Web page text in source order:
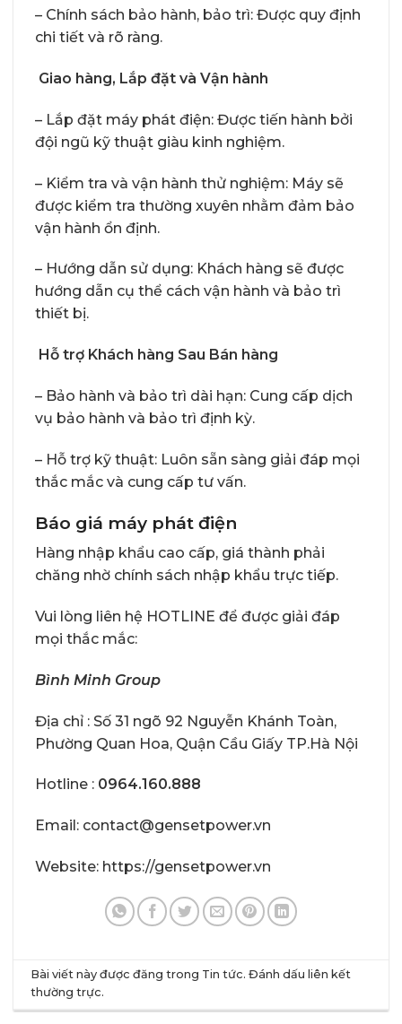
– Chính sách bảo hành, bảo trì: Được quy định
chi tiết và rõ ràng.
Giao hàng, Lắp đặt và Vận hành
– Lắp đặt máy phát điện: Được tiến hành bởi
đội ngũ kỹ thuật giàu kinh nghiệm.
– Kiểm tra và vận hành thử nghiệm: Máy sẽ
được kiểm tra thường xuyên nhằm đảm bảo
vận hành ổn định.
– Hướng dẫn sử dụng: Khách hàng sẽ được
hướng dẫn cụ thể cách vận hành và bảo trì
thiết bị.
Hỗ trợ Khách hàng Sau Bán hàng
– Bảo hành và bảo trì dài hạn: Cung cấp dịch
vụ bảo hành và bảo trì định kỳ.
– Hỗ trợ kỹ thuật: Luôn sẵn sàng giải đáp mọi
thắc mắc và cung cấp tư vấn.
Báo giá máy phát điện
Hàng nhập khẩu cao cấp, giá thành phải
chăng nhờ chính sách nhập khẩu trực tiếp.
Vui lòng liên hệ HOTLINE để được giải đáp
mọi thắc mắc:
Bình Minh Group
Địa chỉ : Số 31 ngõ 92 Nguyễn Khánh Toàn,
Phường Quan Hoa, Quận Cầu Giấy TP.Hà Nội
Hotline : 0964.160.888
Email: contact@gensetpower.vn
Website: https://gensetpower.vn
Bài viết này được đăng trong Tin tức. Đánh dấu liên kết
thường trực.